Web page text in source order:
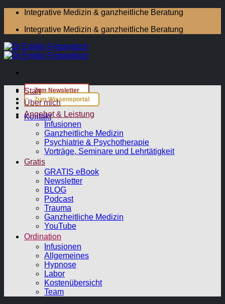
Zum
springen
Integrative Medizin & ganzheitliche Beratung
Integrative Medizin & ganzheitliche Beratung
Zum Newsletter
Zum Wissensportal
Kontakt
Start
Über mich
Angebot & Leistung
Infusionen
Ganzheitliche Medizin
Psychiatrie & Psychotherapie
Vorträge, Seminare und Lehrtätigkeit
Gratis
GRATIS eBook
Newsletter
BLOG
Podcast
Trauma
Ganzheitliche Medizin
YouTube
Ordination
Infusionen
Allgemeines
Hypnose
Labor
Kostenübersicht
Team